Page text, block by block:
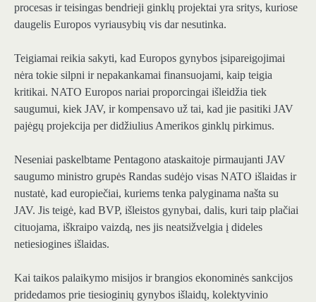
procesas ir teisingas bendrieji ginklų projektai yra sritys, kuriose
daugelis Europos vyriausybių vis dar nesutinka.
Teigiamai reikia sakyti, kad Europos gynybos įsipareigojimai
nėra tokie silpni ir nepakankamai finansuojami, kaip teigia
kritikai. NATO Europos nariai proporcingai išleidžia tiek
saugumui, kiek JAV, ir kompensavo už tai, kad jie pasitiki JAV
pajėgų projekcija per didžiulius Amerikos ginklų pirkimus.
Neseniai paskelbtame Pentagono ataskaitoje pirmaujanti JAV
saugumo ministro grupės Randas sudėjo visas NATO išlaidas ir
nustatė, kad europiečiai, kuriems tenka palyginama našta su
JAV. Jis teigė, kad BVP, išleistos gynybai, dalis, kuri taip plačiai
cituojama, iškraipo vaizdą, nes jis neatsižvelgia į dideles
netiesiogines išlaidas.
Kai taikos palaikymo misijos ir brangios ekonominės sankcijos
pridedamos prie tiesioginių gynybos išlaidų, kolektyvinio